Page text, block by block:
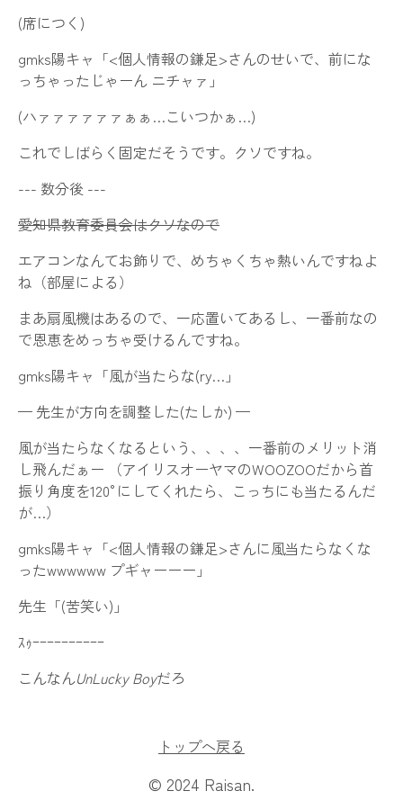
(席につく)
gmks陽キャ「<個人情報の鎌足>さんのせいで、前にな
っちゃったじゃーん ニチャァ」
(ハァァァァァァぁぁ…こいつかぁ…)
これでしばらく固定だそうです。クソですね。
--- 数分後 ---
愛知県教育委員会はクソなので
エアコンなんてお飾りで、めちゃくちゃ熱いんですねよ
ね（部屋による）
まあ扇風機はあるので、一応置いてあるし、一番前なの
で恩恵をめっちゃ受けるんですね。
gmks陽キャ「風が当たらな(ry…」
— 先生が方向を調整した(たしか) —
風が当たらなくなるという、、、、一番前のメリット消
し飛んだぁー （アイリスオーヤマのWOOZOOだから首
振り角度を120°にしてくれたら、こっちにも当たるんだ
が…）
gmks陽キャ「<個人情報の鎌足>さんに風当たらなくな
ったwwwwww プギャーーー」
先生「(苦笑い)」
ｽｩｰｰｰｰｰｰｰｰｰｰ
こんなんUnLucky Boyだろ
トップへ戻る
© 2024 Raisan.